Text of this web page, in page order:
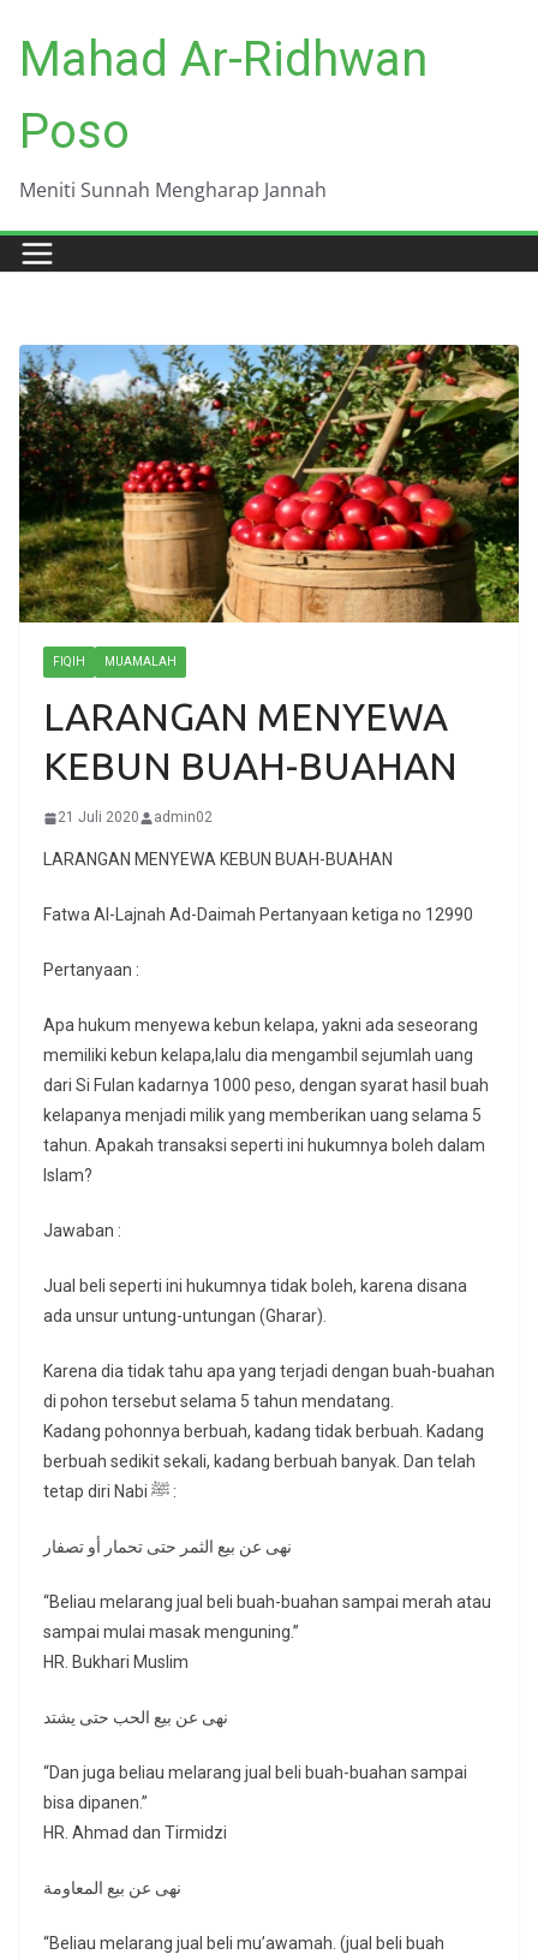
content
Mahad Ar-Ridhwan
Poso
Meniti Sunnah Mengharap Jannah
FIQIH MUAMALAH
LARANGAN MENYEWA
KEBUN BUAH-BUAHAN
21 Juli 2020 admin02
LARANGAN MENYEWA KEBUN BUAH-BUAHAN
Fatwa Al-Lajnah Ad-Daimah Pertanyaan ketiga no 12990
Pertanyaan :
Apa hukum menyewa kebun kelapa, yakni ada seseorang
memiliki kebun kelapa,lalu dia mengambil sejumlah uang
dari Si Fulan kadarnya 1000 peso, dengan syarat hasil buah
kelapanya menjadi milik yang memberikan uang selama 5
tahun. Apakah transaksi seperti ini hukumnya boleh dalam
Islam?
Jawaban :
Jual beli seperti ini hukumnya tidak boleh, karena disana
ada unsur untung-untungan (Gharar).
Karena dia tidak tahu apa yang terjadi dengan buah-buahan
di pohon tersebut selama 5 tahun mendatang.
Kadang pohonnya berbuah, kadang tidak berbuah. Kadang
berbuah sedikit sekali, kadang berbuah banyak. Dan telah
tetap diri Nabi ﷺ :
نهى عن بيع الثمر حتى تحمار أو تصفار
“Beliau melarang jual beli buah-buahan sampai merah atau
sampai mulai masak menguning.”
HR. Bukhari Muslim
نهى عن بيع الحب حتى يشتد
“Dan juga beliau melarang jual beli buah-buahan sampai
bisa dipanen.”
HR. Ahmad dan Tirmidzi
نهى عن بيع المعاومة
“Beliau melarang jual beli mu’awamah. (jual beli buah